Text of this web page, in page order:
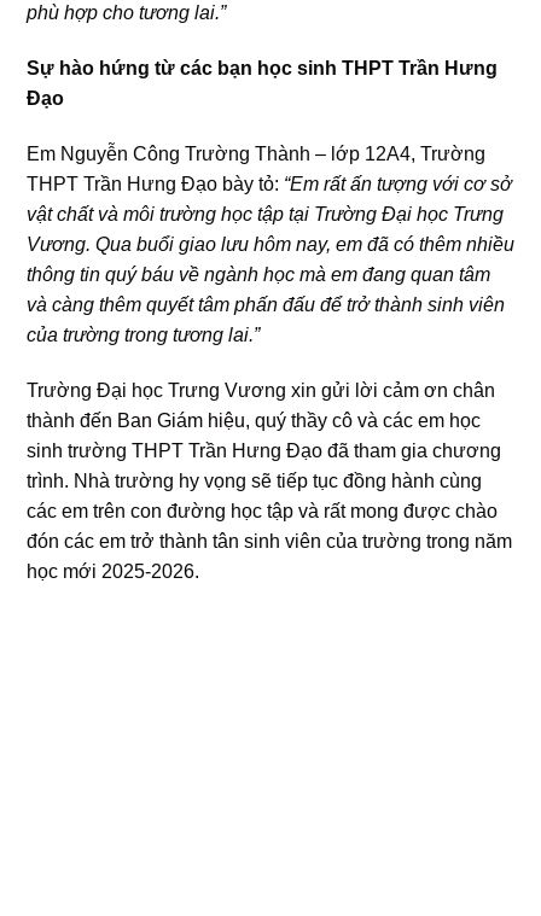
phù hợp cho tương lai.”
Sự hào hứng từ các bạn học sinh THPT Trần Hưng
Đạo
Em Nguyễn Công Trường Thành – lớp 12A4, Trường
THPT Trần Hưng Đạo bày tỏ: “Em rất ấn tượng với cơ sở
vật chất và môi trường học tập tại Trường Đại học Trưng
Vương. Qua buổi giao lưu hôm nay, em đã có thêm nhiều
thông tin quý báu về ngành học mà em đang quan tâm
và càng thêm quyết tâm phấn đấu để trở thành sinh viên
của trường trong tương lai.”
Trường Đại học Trưng Vương xin gửi lời cảm ơn chân
thành đến Ban Giám hiệu, quý thầy cô và các em học
sinh trường THPT Trần Hưng Đạo đã tham gia chương
trình. Nhà trường hy vọng sẽ tiếp tục đồng hành cùng
các em trên con đường học tập và rất mong được chào
đón các em trở thành tân sinh viên của trường trong năm
học mới 2025-2026.